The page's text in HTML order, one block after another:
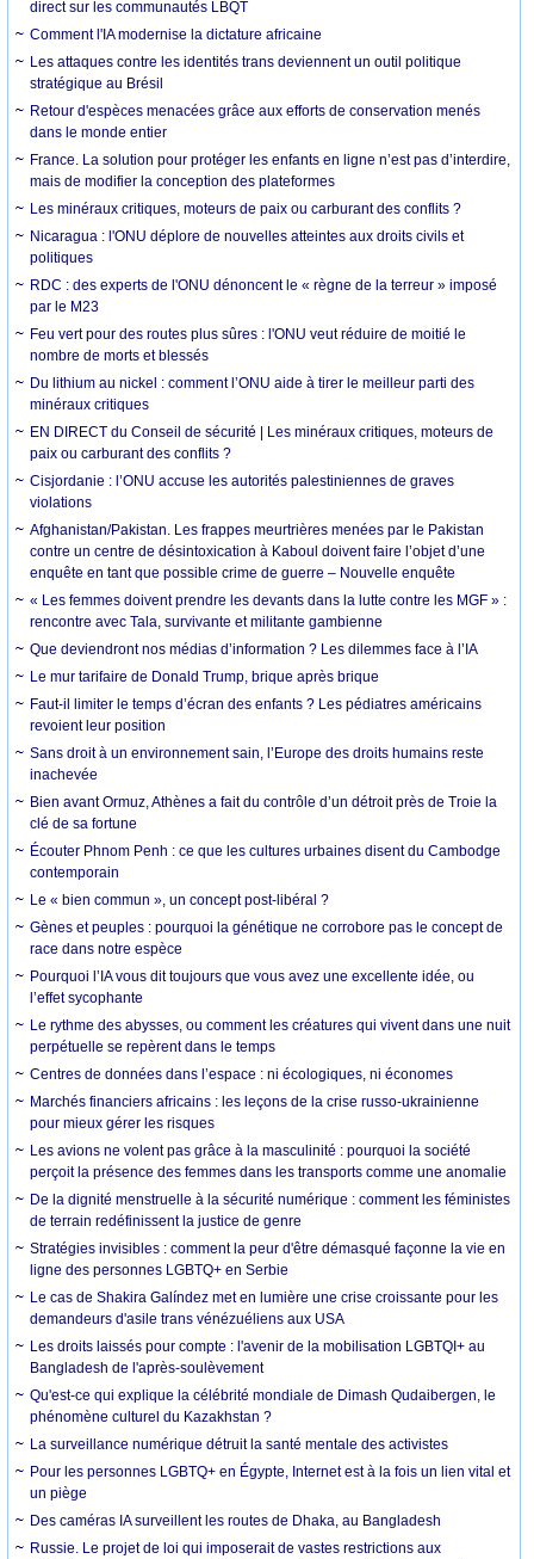
direct sur les communautés LBQT
Comment l'IA modernise la dictature africaine
Les attaques contre les identités trans deviennent un outil politique
stratégique au Brésil
Retour d'espèces menacées grâce aux efforts de conservation menés
dans le monde entier
France. La solution pour protéger les enfants en ligne n’est pas d’interdire,
mais de modifier la conception des plateformes
Les minéraux critiques, moteurs de paix ou carburant des conflits ?
Nicaragua : l'ONU déplore de nouvelles atteintes aux droits civils et
politiques
RDC : des experts de l'ONU dénoncent le « règne de la terreur » imposé
par le M23
Feu vert pour des routes plus sûres : l'ONU veut réduire de moitié le
nombre de morts et blessés
Du lithium au nickel : comment l’ONU aide à tirer le meilleur parti des
minéraux critiques
EN DIRECT du Conseil de sécurité | Les minéraux critiques, moteurs de
paix ou carburant des conflits ?
Cisjordanie : l’ONU accuse les autorités palestiniennes de graves
violations
Afghanistan/Pakistan. Les frappes meurtrières menées par le Pakistan
contre un centre de désintoxication à Kaboul doivent faire l’objet d’une
enquête en tant que possible crime de guerre – Nouvelle enquête
« Les femmes doivent prendre les devants dans la lutte contre les MGF » :
rencontre avec Tala, survivante et militante gambienne
Que deviendront nos médias d’information ? Les dilemmes face à l’IA
Le mur tarifaire de Donald Trump, brique après brique
Faut-il limiter le temps d’écran des enfants ? Les pédiatres américains
revoient leur position
Sans droit à un environnement sain, l’Europe des droits humains reste
inachevée
Bien avant Ormuz, Athènes a fait du contrôle d’un détroit près de Troie la
clé de sa fortune
Écouter Phnom Penh : ce que les cultures urbaines disent du Cambodge
contemporain
Le « bien commun », un concept post-libéral ?
Gènes et peuples : pourquoi la génétique ne corrobore pas le concept de
race dans notre espèce
Pourquoi l’IA vous dit toujours que vous avez une excellente idée, ou
l’effet sycophante
Le rythme des abysses, ou comment les créatures qui vivent dans une nuit
perpétuelle se repèrent dans le temps
Centres de données dans l’espace : ni écologiques, ni économes
Marchés financiers africains : les leçons de la crise russo-ukrainienne
pour mieux gérer les risques
Les avions ne volent pas grâce à la masculinité : pourquoi la société
perçoit la présence des femmes dans les transports comme une anomalie
De la dignité menstruelle à la sécurité numérique : comment les féministes
de terrain redéfinissent la justice de genre
Stratégies invisibles : comment la peur d'être démasqué façonne la vie en
ligne des personnes LGBTQ+ en Serbie
Le cas de Shakira Galíndez met en lumière une crise croissante pour les
demandeurs d'asile trans vénézuéliens aux USA
Les droits laissés pour compte : l'avenir de la mobilisation LGBTQI+ au
Bangladesh de l'après-soulèvement
Qu'est-ce qui explique la célébrité mondiale de Dimash Qudaibergen, le
phénomène culturel du Kazakhstan ?
La surveillance numérique détruit la santé mentale des activistes
Pour les personnes LGBTQ+ en Égypte, Internet est à la fois un lien vital et
un piège
Des caméras IA surveillent les routes de Dhaka, au Bangladesh
Russie. Le projet de loi qui imposerait de vastes restrictions aux